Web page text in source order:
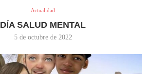
Actualidad
DÍA SALUD MENTAL
5 de octubre de 2022